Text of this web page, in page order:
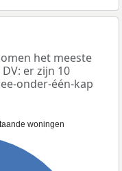
het meeste
er zijn 10
onder-één-kap
woningen